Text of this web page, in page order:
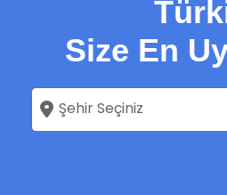
Size En